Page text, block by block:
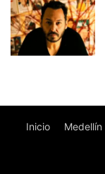
Inicio Medellín